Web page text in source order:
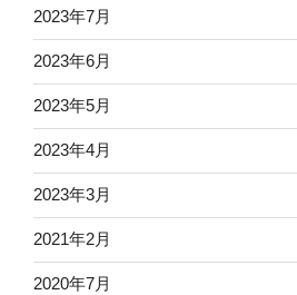
2023年7月
2023年6月
2023年5月
2023年4月
2023年3月
2021年2月
2020年7月